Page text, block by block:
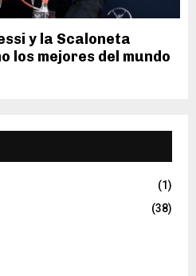
y la Scaloneta
los mejores del mundo
(1)
(38)